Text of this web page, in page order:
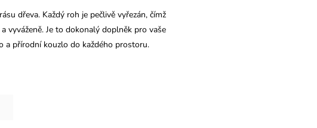
dřeva. Každý roh je pečlivě vyřezán, čímž
vyváženě. Je to dokonalý doplněk pro vaše
a přírodní kouzlo do každého prostoru.